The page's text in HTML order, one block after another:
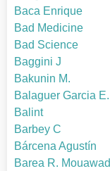
Baca Enrique
Bad Medicine
Bad Science
Baggini J
Bakunin M.
Balaguer Garcia E.
Balint
Barbey C
Bárcena Agustín
Barea R. Mouawad